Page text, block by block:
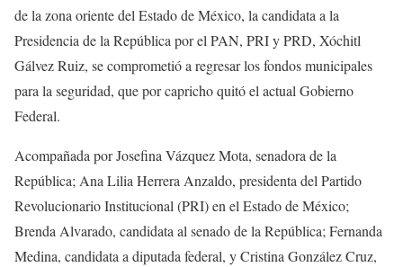
de la zona oriente del Estado de México, la candidata a la
Presidencia de la República por el PAN, PRI y PRD, Xóchitl
Gálvez Ruiz, se comprometió a regresar los fondos municipales
para la seguridad, que por capricho quitó el actual Gobierno
Federal.
Acompañada por Josefina Vázquez Mota, senadora de la
República; Ana Lilia Herrera Anzaldo, presidenta del Partido
Revolucionario Institucional (PRI) en el Estado de México;
Brenda Alvarado, candidata al senado de la República; Fernanda
Medina, candidata a diputada federal, y Cristina González Cruz,